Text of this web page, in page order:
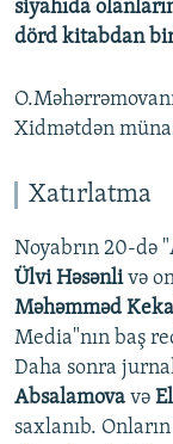
siyahıda
dörd kitabdan
Xidmətdən
Xatırlatma
Noyabrın 20-də
Ülvi Həsənlivə
Məhəmməd
Media"nın baş
Daha sonra
Absalamova və
saxlanıb.